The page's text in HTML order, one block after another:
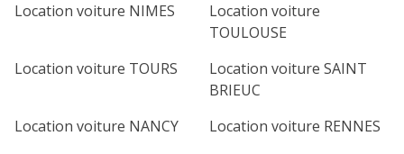
Location voiture NIMES
Location voiture
TOULOUSE
Location voiture TOURS
Location voiture SAINT
BRIEUC
Location voiture NANCY
Location voiture RENNES